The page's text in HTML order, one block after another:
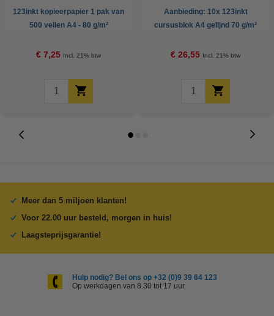
123inkt kopieerpapier 1 pak van
500 vellen A4 - 80 g/m²
€ 7,25 Incl. 21% btw
Aanbieding: 10x 123inkt
cursusblok A4 gelijnd 70 g/m²
€ 26,55 Incl. 21% btw
Meer dan 5 miljoen klanten!
Voor 22.00 uur besteld, morgen in huis!
Laagsteprijsgarantie!
Hulp nodig? Bel ons op +32 (0)9 39 64 123
Op werkdagen van 8.30 tot 17 uur